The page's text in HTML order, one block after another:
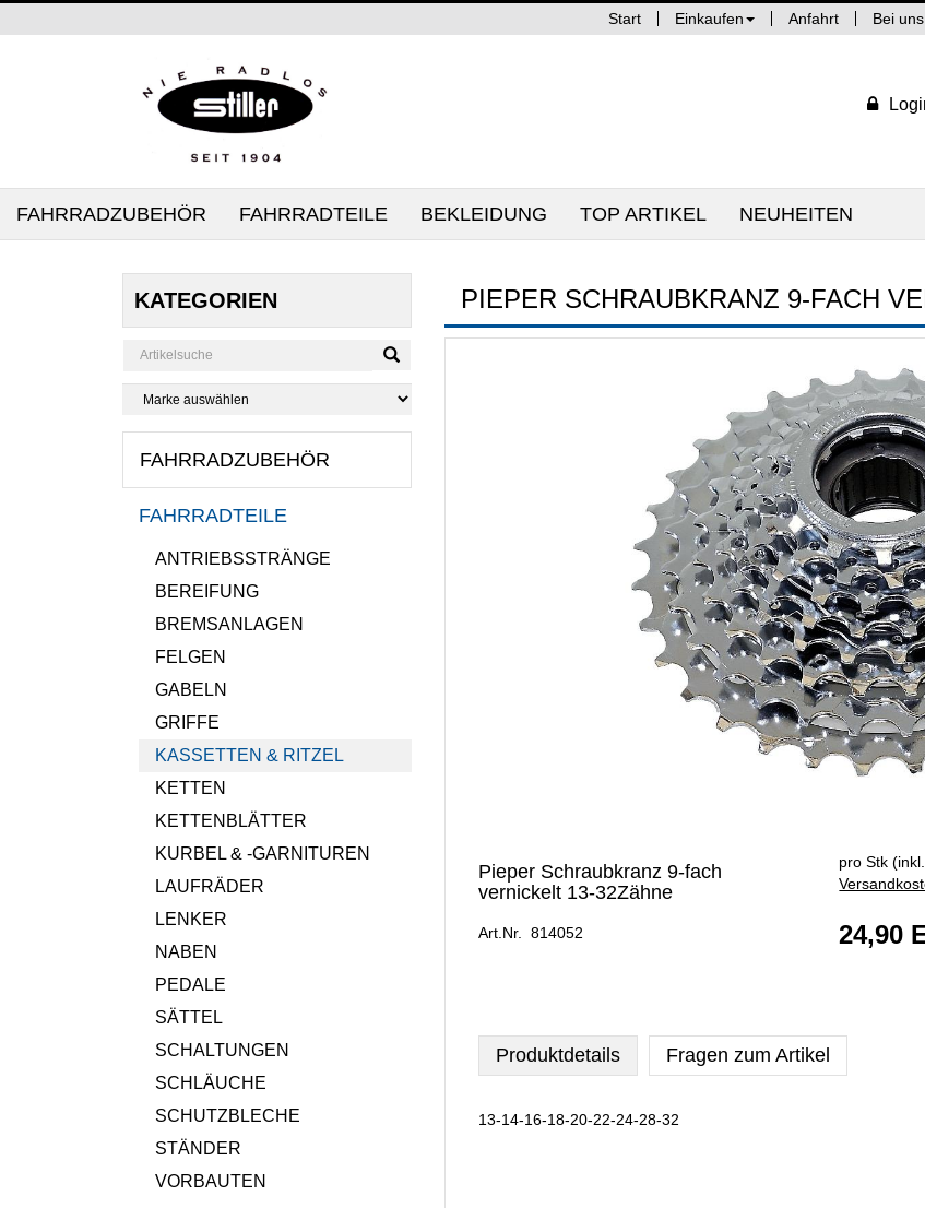
Start Einkaufen Anfahrt Bei uns
FAHRRADZUBEHÖR FAHRRADTEILE BEKLEIDUNG TOP ARTIKEL NEUHEITEN
KATEGORIEN
FAHRRADZUBEHÖR
FAHRRADTEILE
ANTRIEBSSTRÄNGE
BEREIFUNG
BREMSANLAGEN
FELGEN
GABELN
GRIFFE
KASSETTEN & RITZEL
KETTEN
KETTENBLÄTTER
KURBEL & -GARNITUREN
LAUFRÄDER
LENKER
NABEN
PEDALE
SÄTTEL
SCHALTUNGEN
SCHLÄUCHE
SCHUTZBLECHE
STÄNDER
VORBAUTEN
PIEPER SCHRAUBKRANZ 9-FACH
Pieper Schraubkranz 9-fach
vernickelt 13-32Zähne
Art.Nr. 814052
pro Stk
24,90
Produktdetails Fragen zum Artikel
13-14-16-18-20-22-24-28-32